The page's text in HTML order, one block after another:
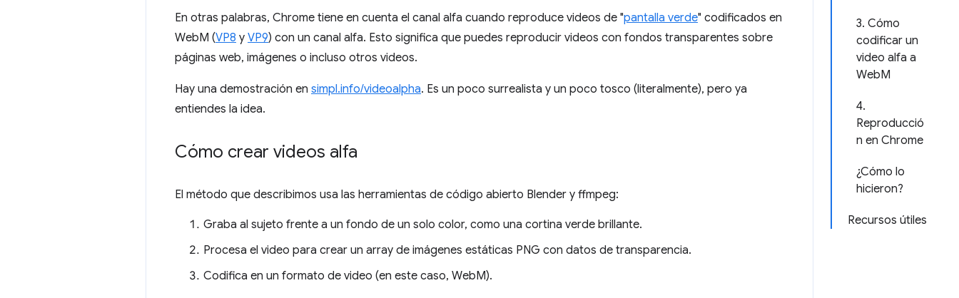
3. Cómo
codificar un
video alfa a
WebM
4.
Reproducció
n en Chrome
¿Cómo lo
hicieron?
Recursos útiles
En otras palabras, Chrome tiene en cuenta el canal alfa cuando reproduce videos de "pantalla verde" codificados en
WebM (VP8 y VP9) con un canal alfa. Esto significa que puedes reproducir videos con fondos transparentes sobre
páginas web, imágenes o incluso otros videos.
Hay una demostración en simpl.info/videoalpha. Es un poco surrealista y un poco tosco (literalmente), pero ya
entiendes la idea.
Cómo crear videos alfa
El método que describimos usa las herramientas de código abierto Blender y ffmpeg:
Graba al sujeto frente a un fondo de un solo color, como una cortina verde brillante.
Procesa el video para crear un array de imágenes estáticas PNG con datos de transparencia.
Codifica en un formato de video (en este caso, WebM).